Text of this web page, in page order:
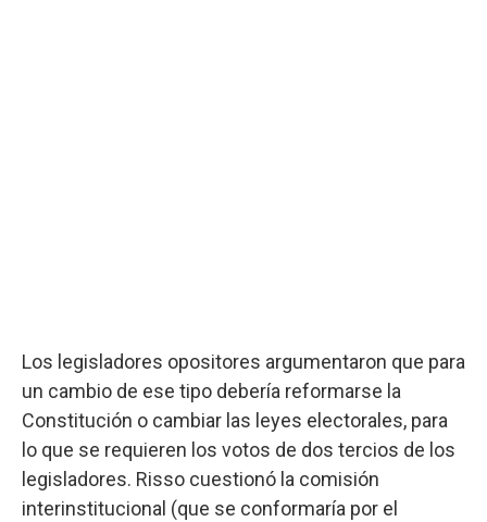
Los legisladores opositores argumentaron que para
un cambio de ese tipo debería reformarse la
Constitución o cambiar las leyes electorales, para
lo que se requieren los votos de dos tercios de los
legisladores. Risso cuestionó la comisión
interinstitucional (que se conformaría por el